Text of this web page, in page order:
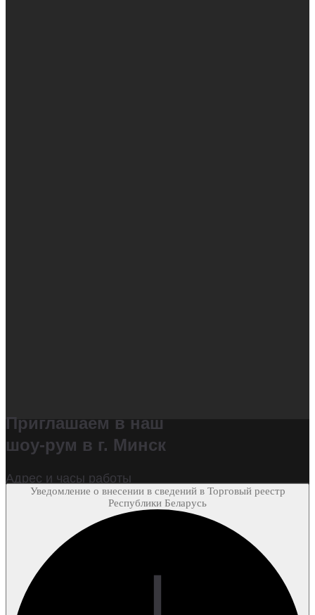
Приглашаем в наш
шоу-рум в г. Минск
Адрес и часы работы
Стариновская, 27, офис 7н.
Пн-Пт 10.00-19.00, Сб-Вс 11.00-17.00
farbenshtrasse@gmail.com
Уведомление о внесении в сведений в Торговый реестр
Республики Беларусь